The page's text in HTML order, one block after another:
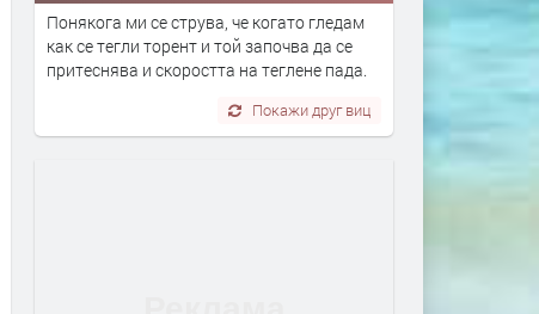
Понякога ми се струва, че когато гледам
как се тегли торент и той започва да се
притеснява и скоростта на теглене пада.
Покажи друг виц